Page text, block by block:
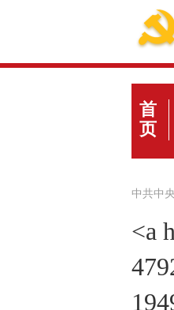
首
页
中共中
<a